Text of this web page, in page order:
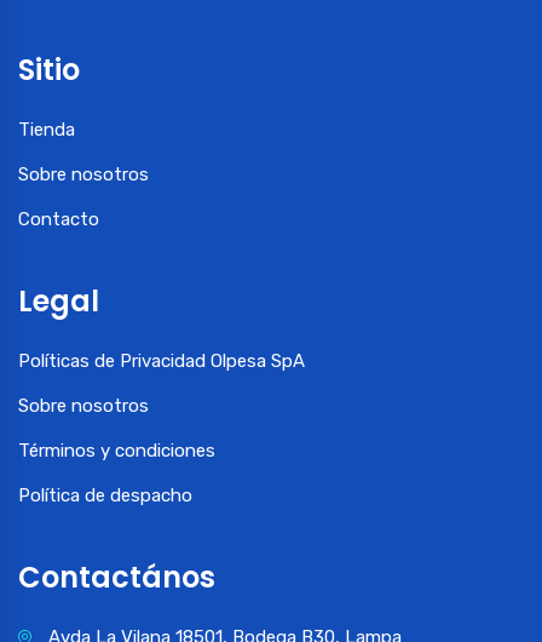
Sitio
Tienda
Sobre nosotros
Contacto
Legal
Políticas de Privacidad Olpesa SpA
Sobre nosotros
Términos y condiciones
Política de despacho
Contactános
Avda La Vilana 18501, Bodega B30, Lampa